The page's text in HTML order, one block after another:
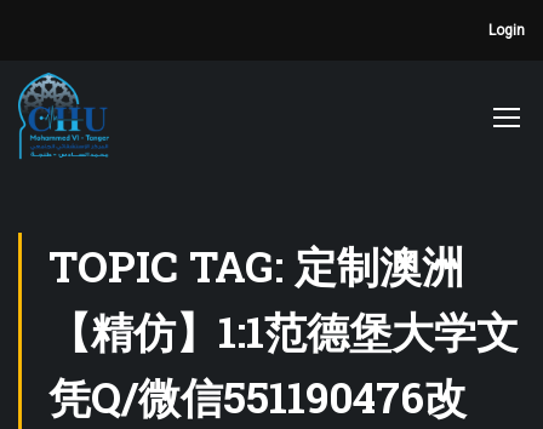
Login
TOPIC TAG: 定制澳洲
【精仿】1:1范德堡大学文
凭Q/微信551190476改